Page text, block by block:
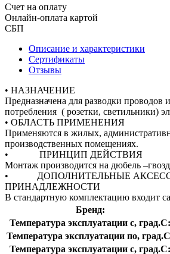
Счет на оплату
Онлайн-оплата картой
СБП
Описание и характеристики
Сертификаты
Отзывы
• НАЗНАЧЕНИЕ
Предназначена для разводки проводов
потребления ( розетки, светильники)
• ОБЛАСТЬ ПРИМЕНЕНИЯ
Применяются в жилых,
производственных помещениях.
• ПРИНЦИП ДЕЙСТВИЯ
Монтаж производится на дюбель
• ДОПОЛНИТЕЛЬНЫЕ
ПРИНАДЛЕЖНОСТИ
В стандартную комплектацию входит
Бренд:
Температура эксплуатации с, град.C:
Температура эксплуатации по,
Температура эксплуатации с, град.C: